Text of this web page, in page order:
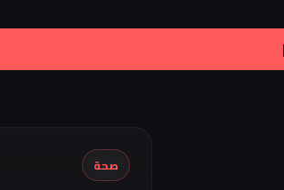
Iran Proposes Oman to Manage
صحة